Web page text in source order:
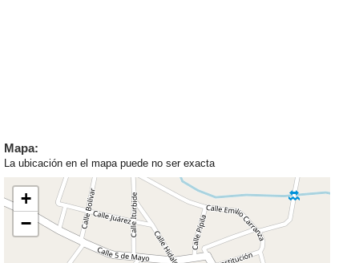
Mapa:
La ubicación en el mapa puede no ser exacta
+
−